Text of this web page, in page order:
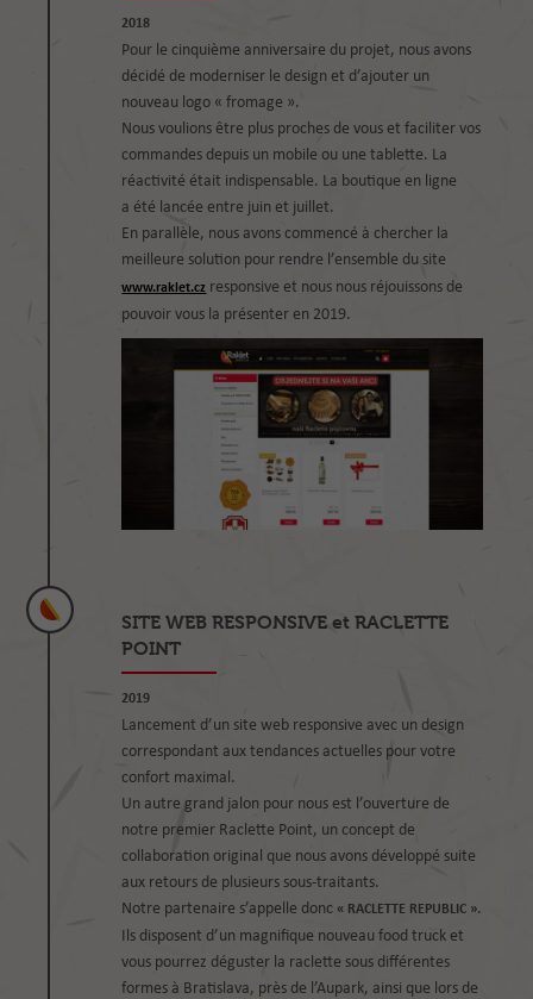
2018
Pour le cinquième anniversaire du projet, nous avons
décidé de moderniser le design et d’ajouter un
nouveau logo « fromage ».
Nous voulions être plus proches de vous et faciliter vos
commandes depuis un mobile ou une tablette. La
réactivité était indispensable. La boutique en ligne
a été lancée entre juin et juillet.
En parallèle, nous avons commencé à chercher la
meilleure solution pour rendre l’ensemble du site
www.raklet.cz responsive et nous nous réjouissons de
pouvoir vous la présenter en 2019.
SITE WEB RESPONSIVE et RACLETTE
POINT
2019
Lancement d’un site web responsive avec un design
correspondant aux tendances actuelles pour votre
confort maximal.
Un autre grand jalon pour nous est l’ouverture de
notre premier Raclette Point, un concept de
collaboration original que nous avons développé suite
aux retours de plusieurs sous-traitants.
Notre partenaire s’appelle donc« RACLETTE REPUBLIC ».
Ils disposent d’un magnifique nouveau food truck et
vous pourrez déguster la raclette sous différentes
formes à Bratislava, près de l’Aupark, ainsi que lors de